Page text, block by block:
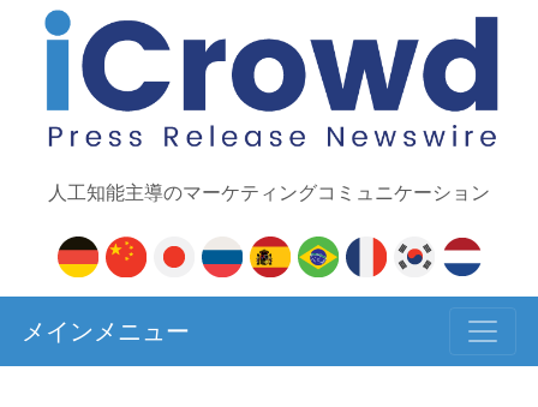
人工知能主導のマーケティングコミュニケーション
メインメニュー